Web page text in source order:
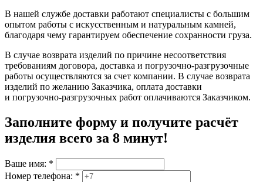
В нашей службе доставки работают специалисты с большим
опытом работы с искусственным и натуральным камней,
благодаря чему гарантируем обеспечение сохранности груза.
В случае возврата изделий по причине несоответствия
требованиям договора, доставка и погрузочно-разгрузочные
работы осуществляются за счет компании. В случае возврата
изделий по желанию Заказчика, оплата доставки
и погрузочно-разгрузочных работ оплачиваются Заказчиком.
Заполните форму и получите расчёт
изделия всего за 8 минут!
Ваше имя: *
Номер телефона: *